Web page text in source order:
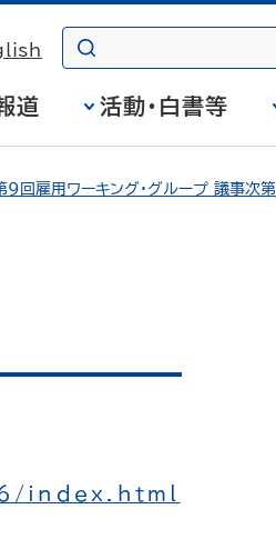
道 活動・白書等
９回雇用ワーキング・グループ 議事次第
index.html